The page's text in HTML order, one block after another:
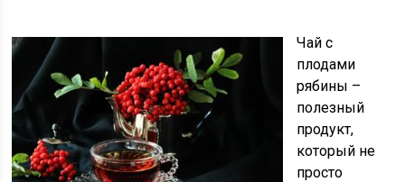
Чай с
плодами
рябины –
полезный
продукт,
который не
просто